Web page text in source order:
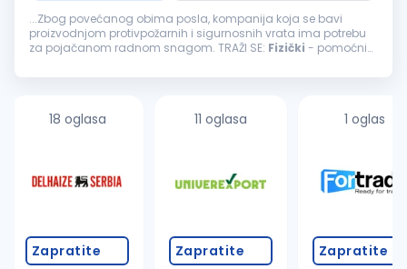
...Zbog povećanog obima posla, kompanija koja se bavi
proizvodnjom protivpožarnih i sigurnosnih vrata ima potrebu
za pojačanom radnom snagom. TRAŽI SE: Fizički - pomoćni
18 oglasa
Zapratite
11 oglasa
Zapratite
1 oglas
Zapratite